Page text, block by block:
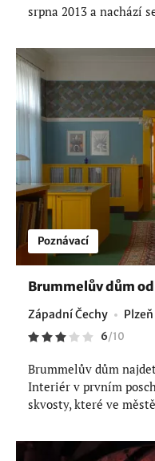
srpna 2013 a nachází
Poznávací
Brummelův dům
Západní Čechy Plzeň
6/10
Brummelův dům
Interiér v prvním
skvosty, které ve